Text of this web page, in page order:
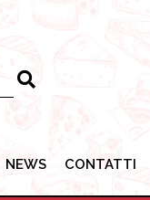
NEWS CONTATTI